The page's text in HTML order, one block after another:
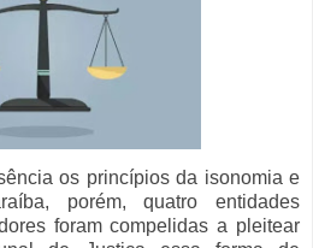
os princípios da isonomia e
porém, quatro entidades
foram compelidas a pleitear